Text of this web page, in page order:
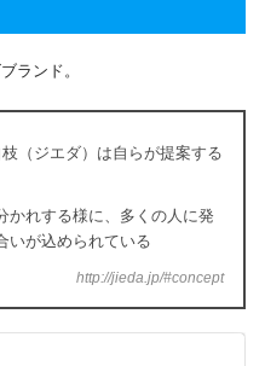
ランド。
（ジエダ）は自らが提案する
かれする様に、多くの人に発
いが込められている
http://jieda.jp/#concept